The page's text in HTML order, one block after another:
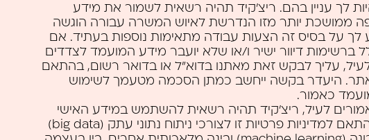
לך עניין בהם. ריצ’קיד תהיה רשאית לשמור את מידע
ממושכת יותר מזו הנדרשת לאיוש המשרה עבורה הוגשה
לך על בסיס זה הצעות עבודה מתאימות נוספות בעתיד. אם
דיוור ישיר ו/או שלא יועבר מידע המועמד לצדדים
עליך לבקש זאת מאתנו בדוא"ל או בדואר רשום, בהתאם
היעדר בקשה ייחשב כמתן הסכמה מטעמך לשימוש
כאמור.
לעיל, ריצ’קיד תהיה רשאית להשתמש במידע האישי
שנאסף אודותיך בהתאם למדיניות פרטיות זו לצורכי ניתוח נתוני עתק (big data)